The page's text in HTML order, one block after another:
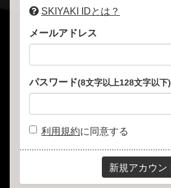
SKIYAKI IDとは？
メールアドレス
パスワード(8文字以上128文字以下)
利用規約に同意する